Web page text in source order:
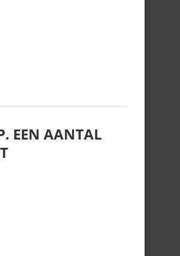
EEN AANTAL